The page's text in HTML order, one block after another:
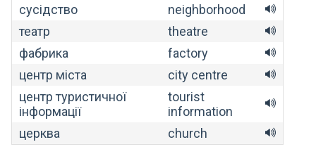
сусідство
neighborhood
театр
theatre
фабрика
factory
центр міста
city centre
центр туристичної
інформації
tourist
information
церква
church